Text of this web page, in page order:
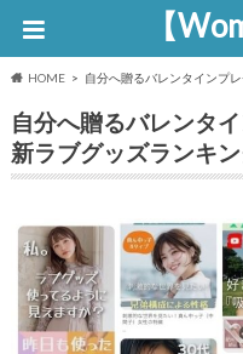
【
HOME 自分へ贈るバレンタインプ
自分へ贈るバレンタ
新ラブグッズランキン